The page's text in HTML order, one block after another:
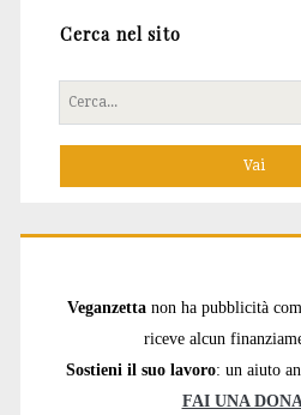
Cerca nel sito
Cerca
per:
Veganzetta non ha pubblicità
riceve alcun
Sostieni il suo lavoro: un aiuto
FAI UNA